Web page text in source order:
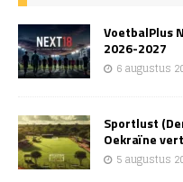
VoetbalPlus
2026-2027
6 augustus
Sportlust
Oekraïne
5 augustus